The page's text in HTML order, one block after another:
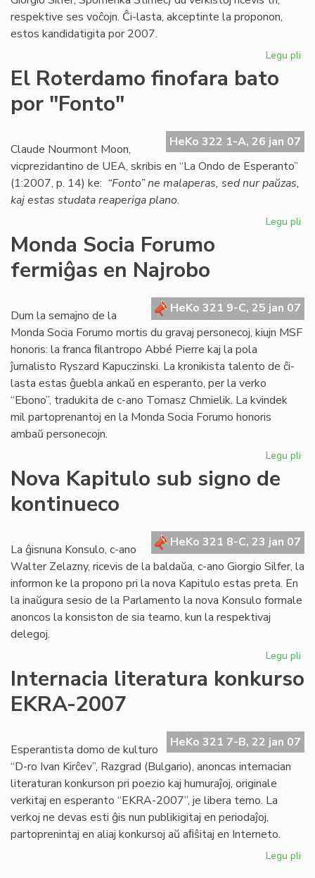
respektive ses voĉojn. Ĉi-lasta, akceptinte la proponon,
estos kandidatigita por 2007.
Legu pli
El Roterdamo finofara bato
por "Fonto"
HeKo 322 1-A, 26 jan 07
Claude Nourmont Moon,
vicprezidantino de UEA, skribis en “La Ondo de Esperanto”
(1:2007, p. 14) ke: “Fonto” ne malaperas, sed nur paŭzas,
kaj estas studata reaperiga plano.
Legu pli
por
Monda Socia Forumo
fermiĝas en Najrobo
HeKo 321 9-C, 25 jan 07
Dum la semajno de la
Monda Socia Forumo mortis du gravaj personecoj, kiujn MSF
honoris: la franca ﬁlantropo Abbé Pierre kaj la pola
ĵurnalisto Ryszard Kapuczinski. La kronikista talento de ĉi-
lasta estas ĝuebla ankaŭ en esperanto, per la verko
“Ebono”, tradukita de c-ano Tomasz Chmielik. La kvindek
mil partoprenantoj en la Monda Socia Forumo honoris
ambaŭ personecojn.
Legu pli
en
Nova Kapitulo sub signo de
kontinueco
HeKo 321 8-C, 23 jan 07
La ĝisnuna Konsulo, c-ano
Walter Zelazny, ricevis de la baldaŭa, c-ano Giorgio Silfer, la
informon ke la propono pri la nova Kapitulo estas preta. En
la inaŭgura sesio de la Parlamento la nova Konsulo formale
anoncos la konsiston de sia teamo, kun la respektivaj
delegoj.
Legu pli
de
Internacia literatura konkurso
EKRA-2007
HeKo 321 7-B, 22 jan 07
Esperantista domo de kulturo
“D-ro Ivan Kirĉev”, Razgrad (Bulgario), anoncas internacian
literaturan konkurson pri poezio kaj humuraĵoj, originale
verkitaj en esperanto “EKRA-2007”, je libera temo. La
verkoj ne devas esti ĝis nun publikigitaj en periodaĵoj,
partoprenintaj en aliaj konkursoj aŭ aﬁŝitaj en Interneto.
Legu pli